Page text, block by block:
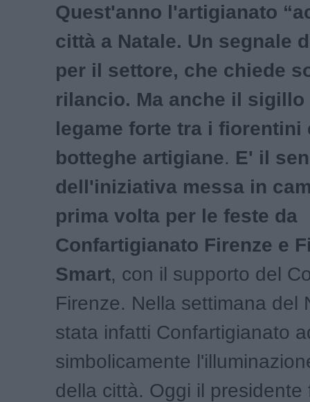
Quest'anno l'artigianato
città a Natale. Un segnale
per il settore, che chiede
rilancio. Ma anche il sigillo
legame forte tra i fiorentini
botteghe artigiane. E' il
dell'iniziativa messa in
prima volta per le feste da
Confartigianato Firenze e
Smart, con il supporto del
Firenze. Nella settimana del
stata infatti Confartigianato
simbolicamente
della città. Oggi il presidente